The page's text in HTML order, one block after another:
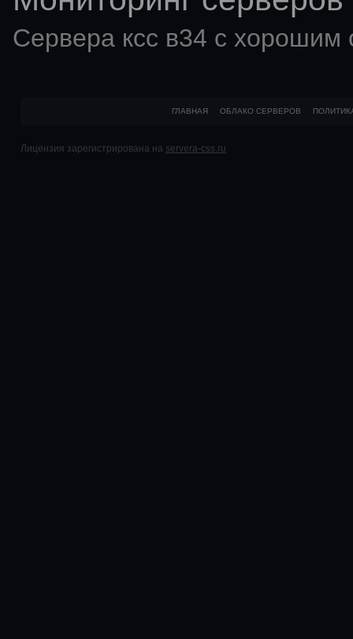
Сервера ксс в34 с хорошим
ГЛАВНАЯ ОБЛАКО СЕРВЕРОВ
Лицензия зарегистрирована на servera-css.ru